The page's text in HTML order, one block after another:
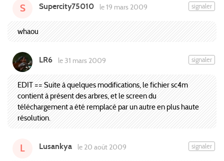
S Supercity75010 le 19 mars 2009 signaler
whaou
LR6 le 31 mars 2009 signaler
EDIT == Suite à quelques modifications, le fichier sc4m
contient à présent des arbres, et le screen du
téléchargement a été remplacé par un autre en plus haute
résolution.
L Lusankya le 20 août 2009 signaler